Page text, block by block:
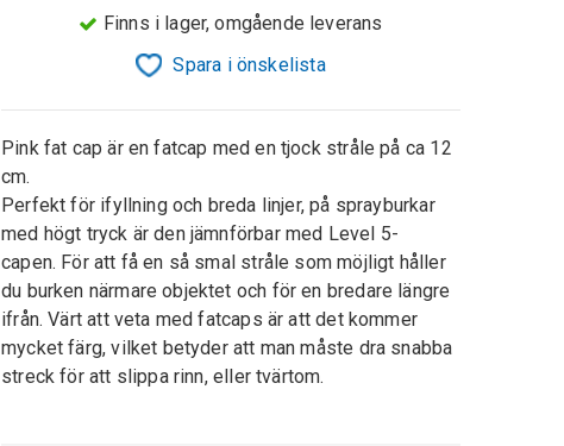
Finns i lager, omgående leverans
Spara i önskelista
Pink fat cap är en fatcap med en tjock stråle på ca 12
cm.
Perfekt för ifyllning och breda linjer, på sprayburkar
med högt tryck är den jämnförbar med Level 5-
capen. För att få en så smal stråle som möjligt håller
du burken närmare objektet och för en bredare längre
ifrån. Värt att veta med fatcaps är att det kommer
mycket färg, vilket betyder att man måste dra snabba
streck för att slippa rinn, eller tvärtom.